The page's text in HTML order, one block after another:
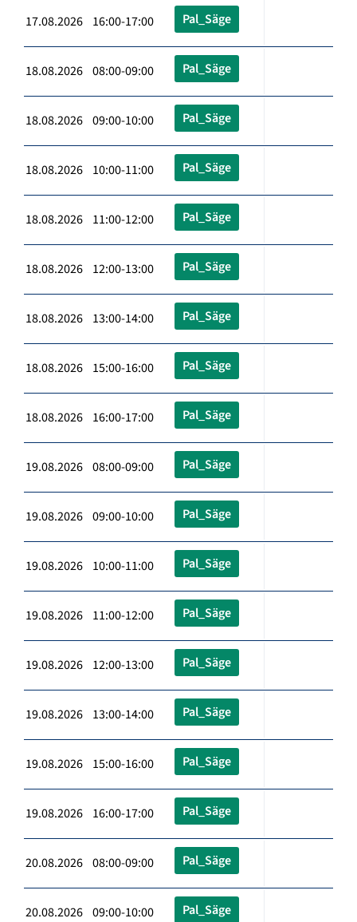
17.08.2026 16:00-17:00 Pal_Säge
18.08.2026 08:00-09:00 Pal_Säge
18.08.2026 09:00-10:00 Pal_Säge
18.08.2026 10:00-11:00 Pal_Säge
18.08.2026 11:00-12:00 Pal_Säge
18.08.2026 12:00-13:00 Pal_Säge
18.08.2026 13:00-14:00 Pal_Säge
18.08.2026 15:00-16:00 Pal_Säge
18.08.2026 16:00-17:00 Pal_Säge
19.08.2026 08:00-09:00 Pal_Säge
19.08.2026 09:00-10:00 Pal_Säge
19.08.2026 10:00-11:00 Pal_Säge
19.08.2026 11:00-12:00 Pal_Säge
19.08.2026 12:00-13:00 Pal_Säge
19.08.2026 13:00-14:00 Pal_Säge
19.08.2026 15:00-16:00 Pal_Säge
19.08.2026 16:00-17:00 Pal_Säge
20.08.2026 08:00-09:00 Pal_Säge
20.08.2026 09:00-10:00 Pal_Säge